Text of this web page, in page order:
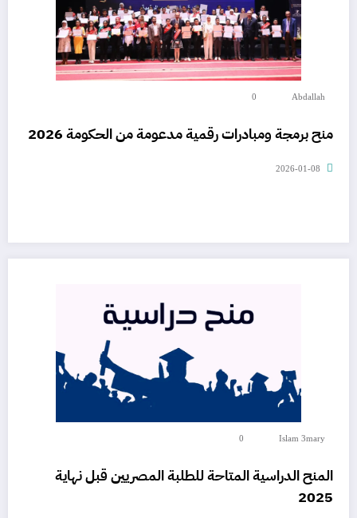
Abdallah
0
منح برمجة ومبادرات رقمية مدعومة من الحكومة 2026
2026-01-08
Islam 3mary
0
المنح الدراسية المتاحة للطلبة المصريين قبل نهاية
2025